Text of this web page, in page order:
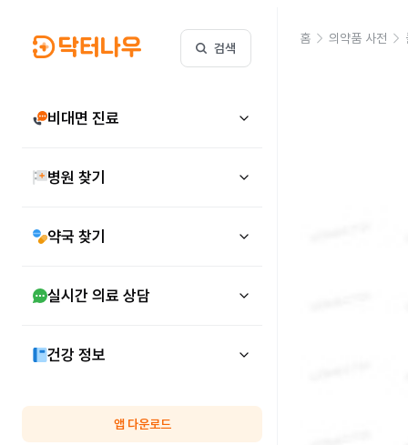
검색
비대면 진료
병원 찾기
약국 찾기
실시간 의료 상담
건강 정보
앱 다운로드
홈 의약품 사전